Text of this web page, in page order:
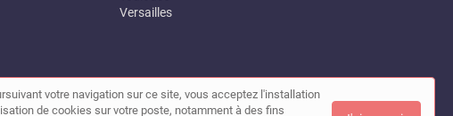
Versailles
compte |Contact
votre navigation sur ce site, vous acceptez l'installation
de cookies sur votre poste, notamment à des fins